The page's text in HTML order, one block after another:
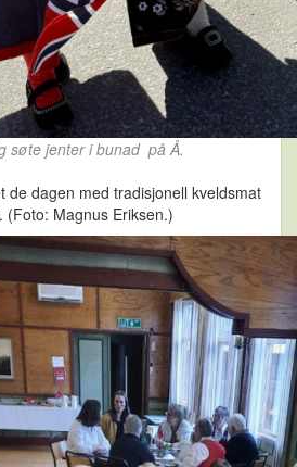
søte jenter i bunad på Å.
de dagen med tradisjonell kveldsmat
Magnus Eriksen.)